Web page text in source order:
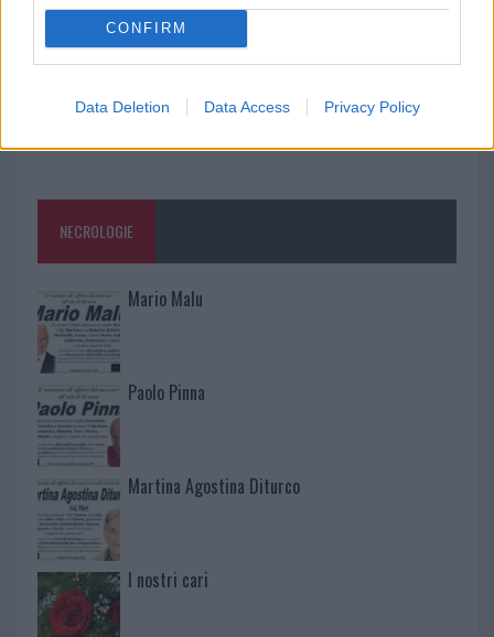
CONFIRM
Data Deletion Data Access Privacy Policy
NECROLOGIE
Mario Malu
Paolo Pinna
Martina Agostina Diturco
I nostri cari